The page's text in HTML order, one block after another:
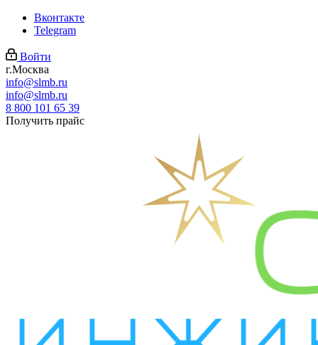
Вконтакте
Telegram
Войти
г.Москва
info@slmb.ru
info@slmb.ru
8 800 101 65 39
Получить прайс